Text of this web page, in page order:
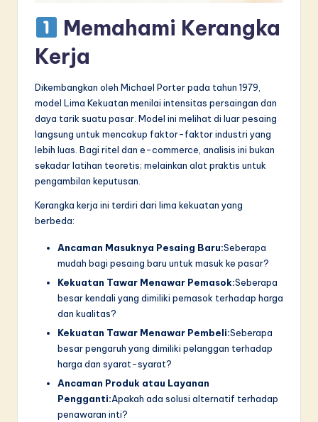
w
o
Memahami Kerangka
Kerja
Dikembangkan oleh Michael Porter pada tahun 1979,
model Lima Kekuatan menilai intensitas persaingan dan
daya tarik suatu pasar. Model ini melihat di luar pesaing
langsung untuk mencakup faktor-faktor industri yang
lebih luas. Bagi ritel dan e-commerce, analisis ini bukan
sekadar latihan teoretis; melainkan alat praktis untuk
pengambilan keputusan.
Kerangka kerja ini terdiri dari lima kekuatan yang
berbeda:
Ancaman Masuknya Pesaing Baru:Seberapa
mudah bagi pesaing baru untuk masuk ke pasar?
Kekuatan Tawar Menawar Pemasok:Seberapa
besar kendali yang dimiliki pemasok terhadap harga
dan kualitas?
Kekuatan Tawar Menawar Pembeli:Seberapa
besar pengaruh yang dimiliki pelanggan terhadap
harga dan syarat-syarat?
Ancaman Produk atau Layanan
Pengganti:Apakah ada solusi alternatif terhadap
penawaran inti?